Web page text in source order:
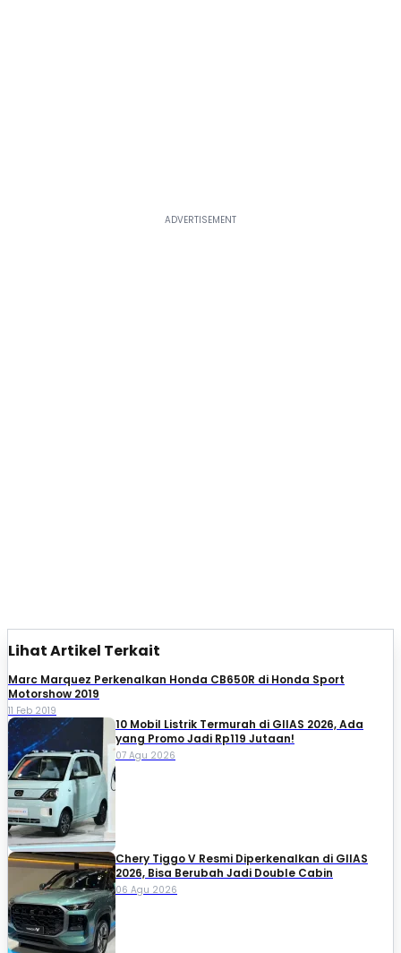
Lihat Artikel Terkait
Marc Marquez Perkenalkan Honda CB650R di Honda Sport
Motorshow 2019
11 Feb 2019
10 Mobil Listrik Termurah di GIIAS 2026, Ada
yang Promo Jadi Rp119 Jutaan!
07 Agu 2026
Chery Tiggo V Resmi Diperkenalkan di GIIAS
2026, Bisa Berubah Jadi Double Cabin
06 Agu 2026